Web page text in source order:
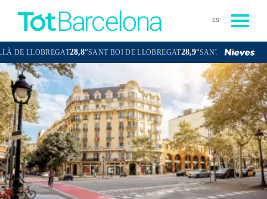
ES
28,8°SANT BOI DE LLOBREGAT28,9°SANT CUGAT DEL VALLÈS